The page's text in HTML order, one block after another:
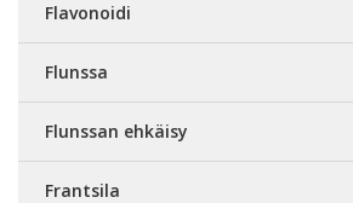
Flavonoidi
Flunssa
Flunssan ehkäisy
Frantsila